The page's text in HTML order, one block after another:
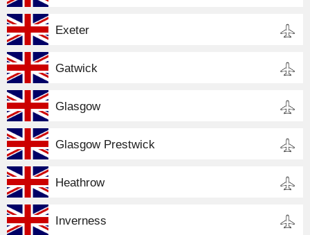
Exeter
Gatwick
Glasgow
Glasgow Prestwick
Heathrow
Inverness